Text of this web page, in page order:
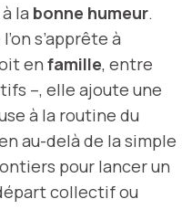
la bonne humeur.
s’apprête à
en famille, entre
–, elle ajoute une
à la routine du
au-delà de la simple
pour lancer un
collectif ou